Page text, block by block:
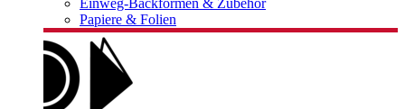
Einweg-Backformen & Zubehör
Papiere & Folien